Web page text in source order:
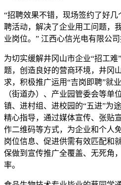
“招聘效果不错，现场签约了好
聘活动，解决了企业用工问题，
业岗位。” 江西心信光电有限公
为切实缓解井冈山市企业“招工难
题，创造良好的营商环境，井冈
求，积极推广运用“吉岗即聘”就
（街道办）、产业园管委会等单
镇、进村组、进校园的“五进”为
精心指导，通过媒体宣传、张贴
作二维码等方式，为企业和个人
岗位信息、促进供需有效匹配和
保做到宣传推广全覆盖、无死角
率。